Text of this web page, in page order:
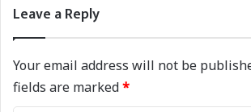
Leave a Reply
Your email address will not be
fields are marked*